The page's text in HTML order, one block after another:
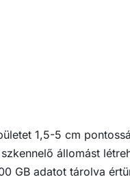
1,5-5 cm
állomást
GB adatot tárolva